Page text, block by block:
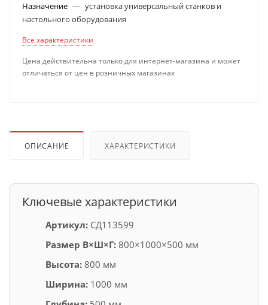
Назначение — установка универсальный станков и
настольного оборудования
Все характеристики
Цена действительна только для интернет-магазина и может
отличаться от цен в розничных магазинах
ОПИСАНИЕ ХАРАКТЕРИСТИКИ
Ключевые характеристики
Артикул: СД113599
Размер В×Ш×Г: 800×1000×500 мм
Высота: 800 мм
Ширина: 1000 мм